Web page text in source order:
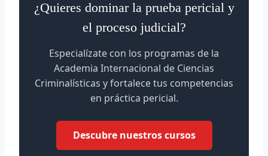
¿Quieres dominar la prueba pericial y
el proceso judicial?
Especialízate con los programas de la
Academia Internacional de Ciencias
Criminalísticas y fortalece tus competencias
en práctica pericial.
Descubre nuestros cursos